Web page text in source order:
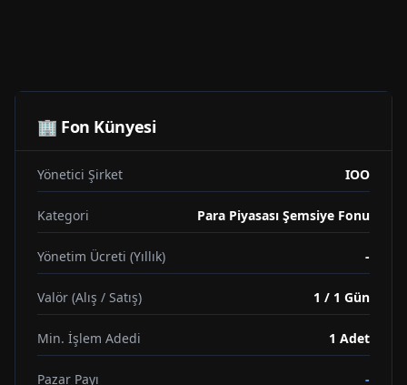
🏢 Fon Künyesi
Yönetici Şirket IOO
Kategori Para Piyasası Şemsiye Fonu
Yönetim Ücreti (Yıllık) -
Valör (Alış / Satış) 1 / 1 Gün
Min. İşlem Adedi 1 Adet
Pazar Payı -